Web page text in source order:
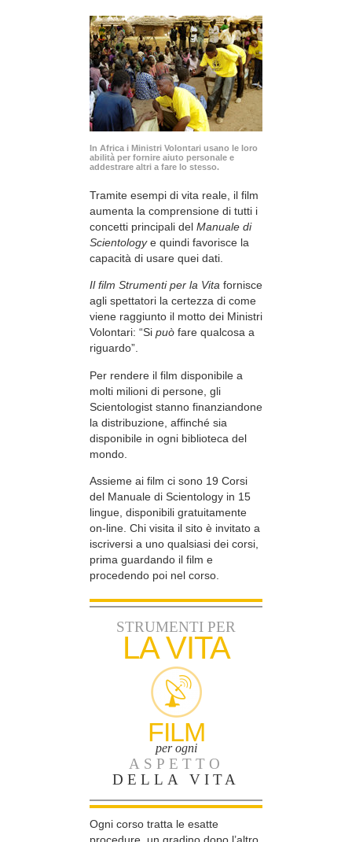
In Africa i Ministri Volontari usano le loro
abilità per fornire aiuto personale e
addestrare altri a fare lo stesso.
Tramite esempi di vita reale, il film
aumenta la comprensione di tutti i
concetti principali del Manuale di
Scientologye quindi favorisce la
capacità di usare quei dati.
Il film Strumenti per la Vita fornisce
agli spettatori la certezza di come
viene raggiunto il motto dei Ministri
Volontari: “Si può fare qualcosa a
riguardo”.
Per rendere il film disponibile a
molti milioni di persone, gli
Scientologist stanno finanziandone
la distribuzione, affinché sia
disponibile in ogni biblioteca del
mondo.
Assieme ai film ci sono 19 Corsi
del Manuale di Scientology in 15
lingue, disponibili gratuitamente
on-line. Chi visita il sito è invitato a
iscriversi a uno qualsiasi dei corsi,
prima guardando il film e
procedendo poi nel corso.
STRUMENTI PER
LA VITA
FILM
per ogni
ASPETTO
DELLA VITA
Ogni corso tratta le esatte
procedure, un gradino dopo l’altro,